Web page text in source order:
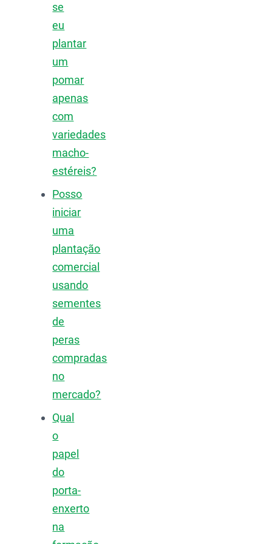
se
eu
plantar
um
pomar
apenas
com
variedades
macho-
estéreis?
Posso
iniciar
uma
plantação
comercial
usando
sementes
de
peras
compradas
no
mercado?
Qual
o
papel
do
porta-
enxerto
na